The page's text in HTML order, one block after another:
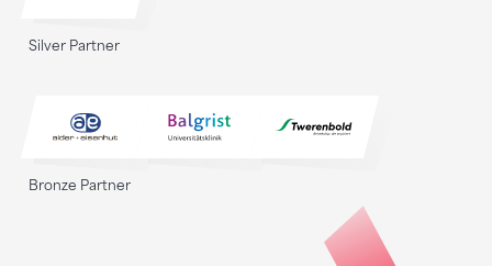
Silver Partner
Bronze Partner